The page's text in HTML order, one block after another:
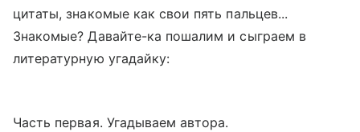
цитаты, знакомые как свои пять пальцев...
Знакомые? Давайте-ка пошалим и сыграем в
литературную угадайку:
Часть первая. Угадываем автора.